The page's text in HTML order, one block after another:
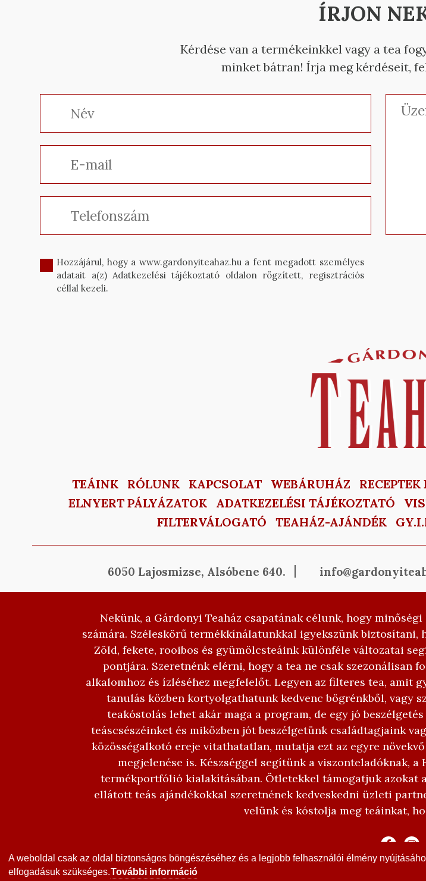
ÍRJON
Kérdése van a termékeinkkel vagy a tea
minket bátran! Írja meg kérdéseit,
Hozzájárul, hogy a www.gardonyiteahaz.hu a fent megadott személyes
adatait a(z) Adatkezelési tájékoztató oldalon rögzített, regisztrációs
céllal kezeli.
TEÁINK RÓLUNK KAPCSOLAT WEBÁRUHÁZ
ELNYERT PÁLYÁZATOK
ADATKEZELÉSI TÁJÉKOZTATÓ
FILTERVÁLOGATÓ
TEAHÁZ-AJÁNDÉK
6050 Lajosmizse, Alsóbene 640.
Nekünk, a Gárdonyi Teaház csapatának célunk, hogy
számára. Széleskörű termékkínálatunkkal igyekszünk
Zöld, fekete, rooibos és gyümölcsteáink különféle változatai
pontjára. Szeretnénk elérni, hogy a tea ne csak szezonálisan
alkalomhoz és ízléséhez megfelelőt. Legyen az filteres tea, amit
tanulás közben kortyolgathatunk kedvenc bögrénkből, vagy
teakóstolás lehet akár maga a program, de egy jó
teáscsészéinket és miközben jót beszélgetünk családtagjaink
közösségalkotó ereje vitathatatlan, mutatja ezt az egyre
megjelenése is. Készséggel segítünk a viszonteladóknak,
termékportfólió kialakításában. Ötletekkel támogatjuk azokat
ellátott teás ajándékokkal szeretnének kedveskedni üzleti
velünk és kóstolja meg teáinkat,
A weboldal csak az oldal biztonságos böngészéséhez és a legjobb felhasználói élmény
elfogadásuk szükséges.További információ